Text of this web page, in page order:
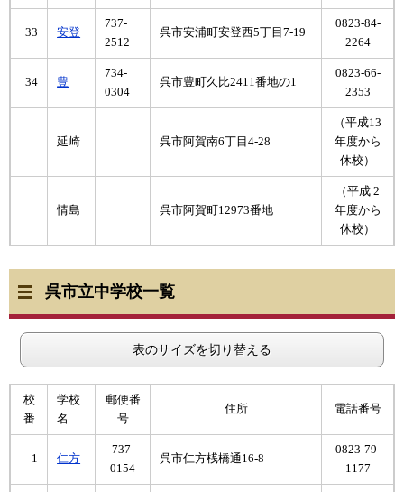
33 安登
737-
2512
呉市安浦町安登西5丁目7-19
0823-84-
2264
34 豊
734-
0304
呉市豊町久比2411番地の1
0823-66-
2353
延崎 呉市阿賀南6丁目4-28
（平成13
年度から
休校）
情島 呉市阿賀町12973番地
（平成 2
年度から
休校）
呉市立中学校一覧
表のサイズを切り替える
校
番
学校
名
郵便番
号
住所 電話番号
1 仁方
737-
0154
呉市仁方桟橋通16-8
0823-79-
1177